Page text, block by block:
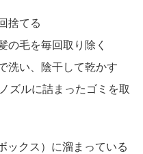
捨てる
の毛を毎回取り除く
洗い、陰干して乾かす
ズルに詰まったゴミを取
ックス）に溜まっている